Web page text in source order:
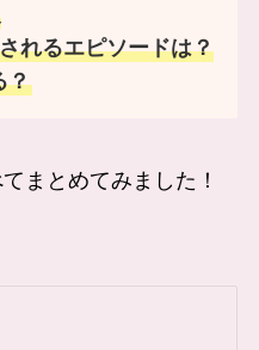
れるエピソードは？
？
まとめてみました！